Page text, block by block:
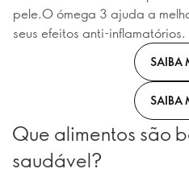
pele.O ómega 3 ajuda a
seus efeitos anti-inflamatórios.
SAIBA
SAIBA
Que alimentos são
saudável?